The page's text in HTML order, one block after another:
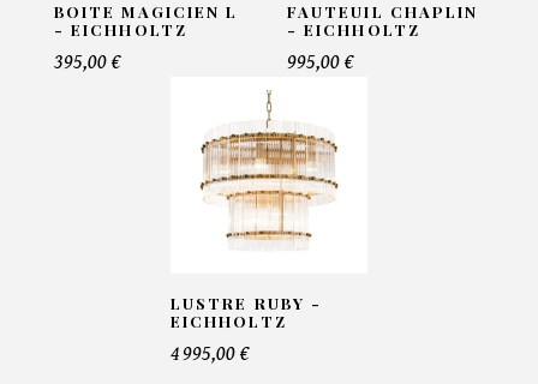
Telephone*
Nombre de produit*
BOITE MAGICIEN L
- EICHHOLTZ
395,00 €
FAUTEUIL CHAPLIN
- EICHHOLTZ
995,00 €
LUSTRE RUBY -
EICHHOLTZ
4 995,00 €